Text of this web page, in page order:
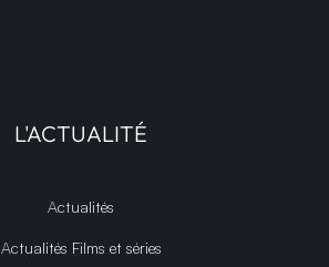
L'ACTUALITÉ
Actualités
Actualités Films et séries